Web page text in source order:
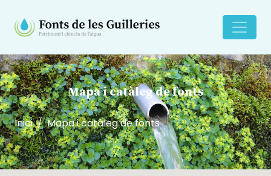
Mapa i catàleg de fonts
Inici Mapa i catàleg de fonts